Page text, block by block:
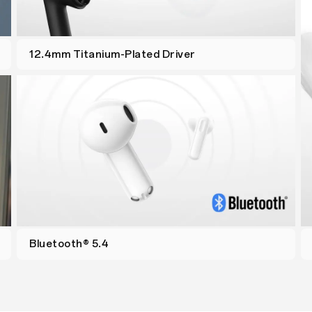
12.4mm Titanium-Plated Driver
Bluetooth® 5.4